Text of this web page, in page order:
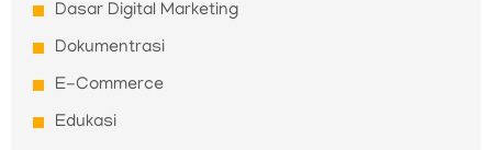
Dasar Digital Marketing
Dokumentrasi
E-Commerce
Edukasi